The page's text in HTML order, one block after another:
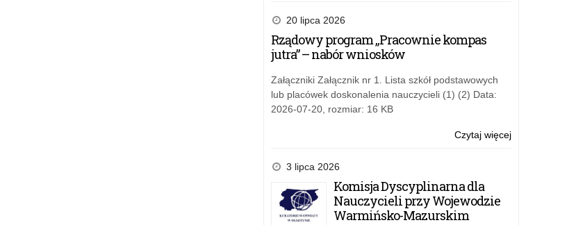
20 lipca 2026
Rządowy program „Pracownie kompas
jutra” – nabór wniosków
Załączniki Załącznik nr 1. Lista szkół podstawowych
lub placówek doskonalenia nauczycieli (1) (2) Data:
2026-07-20, rozmiar: 16 KB
Czytaj więcej
3 lipca 2026
Komisja Dyscyplinarna dla
Nauczycieli przy Wojewodzie
Warmińsko-Mazurskim